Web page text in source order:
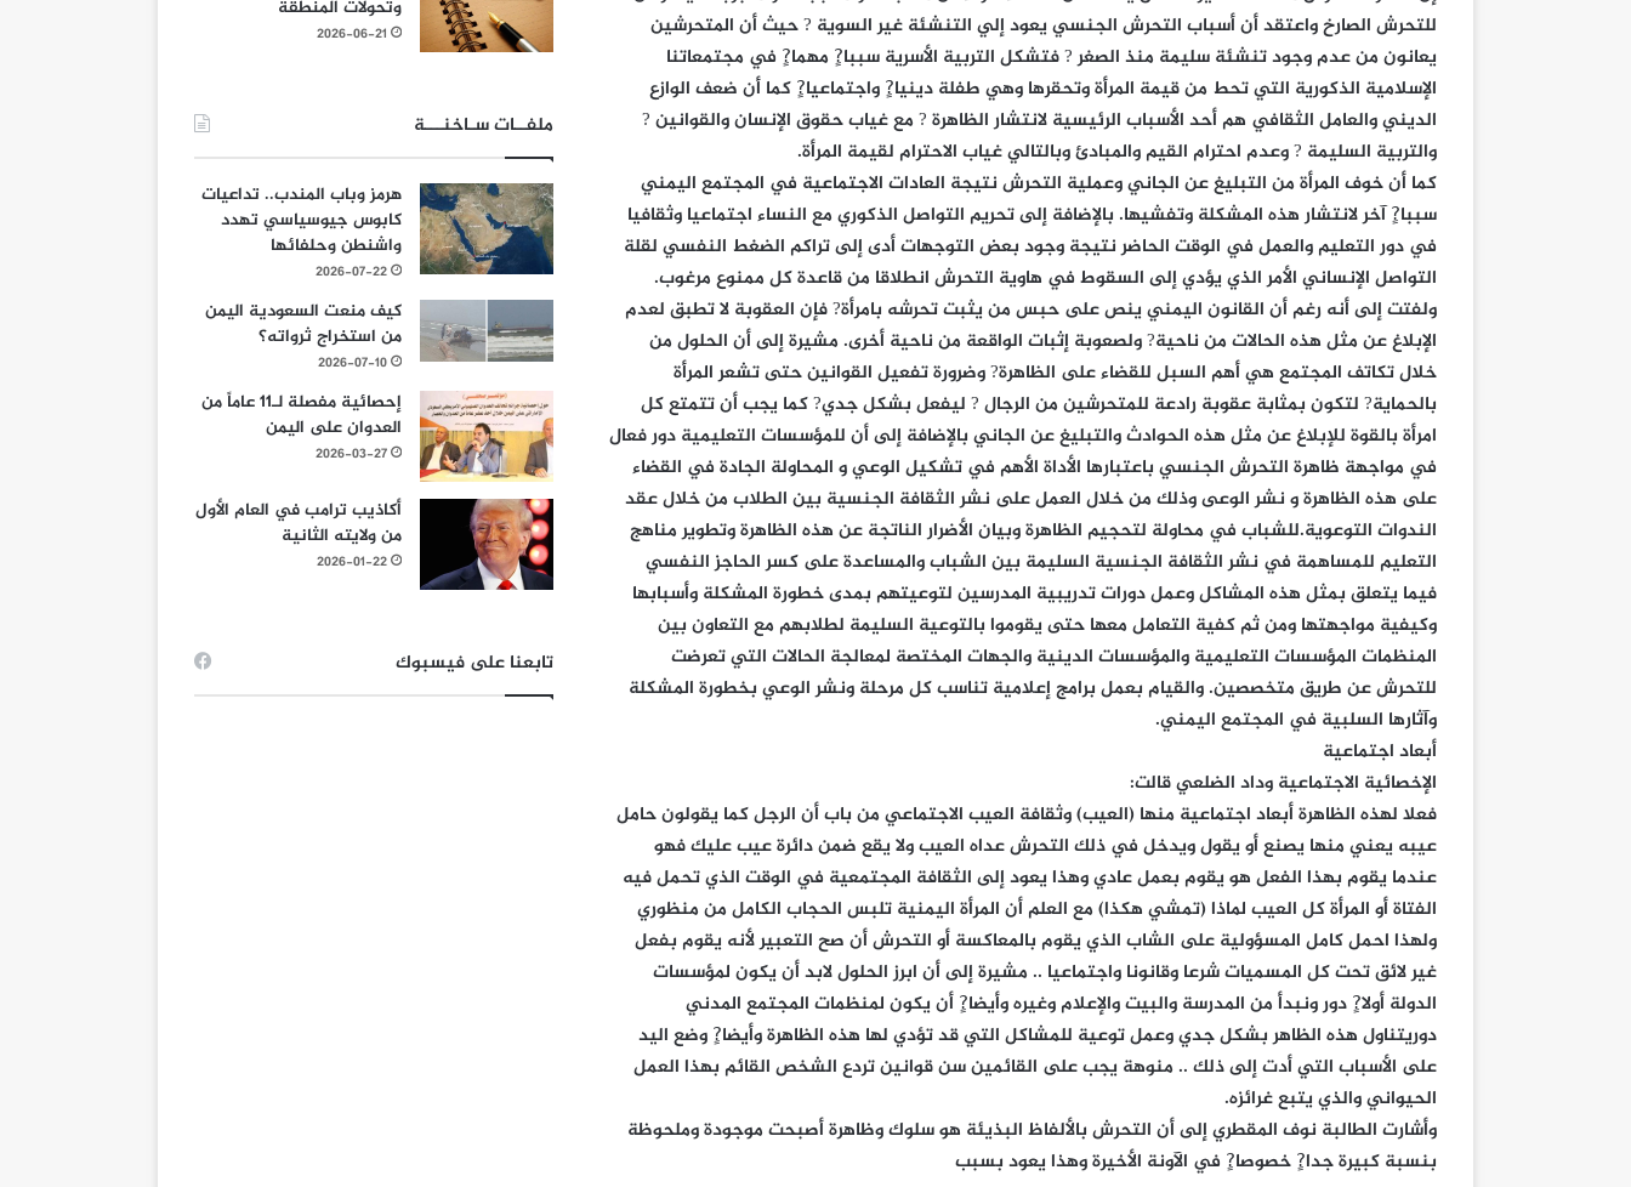
للتحرش الصارخ واعتقد أن أسباب التحرش الجنسي يعود إلي التنشئة غير السوية ? حيث أن المتحرشين
يعانون من عدم وجود تنشئة سليمة منذ الصغر ? فتشكل التربية الأسرية سببا?ٍ مهما?ٍ في مجتمعاتنا
الإسلامية الذكورية التي تحط من قيمة المرأة وتحقرها وهي طفلة دينيا?ٍ واجتماعيا?ٍ كما أن ضعف الوازع
الديني والعامل الثقافي هم أحد الأسباب الرئيسية لانتشار الظاهرة ? مع غياب حقوق الإنسان والقوانين ?
والتربية السليمة ? وعدم احترام القيم والمبادئ وبالتالي غياب الاحترام لقيمة المرأة.
كما أن خوف المرأة من التبليغ عن الجاني وعملية التحرش نتيجة العادات الاجتماعية في المجتمع اليمني
سببا?ٍ آخر لانتشار هذه المشكلة وتفشيها. بالإضافة إلى تحريم التواصل الذكوري مع النساء اجتماعيا وثقافيا
في دور التعليم والعمل في الوقت الحاضر نتيجة وجود بعض التوجهات أدى إلى تراكم الضغط النفسي لقلة
التواصل الإنساني الأمر الذي يؤدي إلى السقوط في هاوية التحرش انطلاقا من قاعدة كل ممنوع مرغوب.
ولفتت إلى أنه رغم أن القانون اليمني ينص على حبس من يثبت تحرشه بامرأة? فإن العقوبة لا تطبق لعدم
الإبلاغ عن مثل هذه الحالات من ناحية? ولصعوبة إثبات الواقعة من ناحية أخرى. مشيرة إلى أن الحلول من
خلال تكاتف المجتمع هي أهم السبل للقضاء على الظاهرة? وضرورة تفعيل القوانين حتى تشعر المرأة
بالحماية? لتكون بمثابة عقوبة رادعة للمتحرشين من الرجال ? ليفعل بشكل جدي? كما يجب أن تتمتع كل
امرأة بالقوة للإبلاغ عن مثل هذه الحوادث والتبليغ عن الجاني بالإضافة إلى أن للمؤسسات التعليمية دور فعال
في مواجهة ظاهرة التحرش الجنسي باعتبارها الأداة الأهم في تشكيل الوعي و المحاولة الجادة في القضاء
على هذه الظاهرة و نشر الوعى وذلك من خلال العمل على نشر الثقافة الجنسية بين الطلاب من خلال عقد
الندوات التوعوية.للشباب في محاولة لتحجيم الظاهرة وبيان الأضرار الناتجة عن هذه الظاهرة وتطوير مناهج
التعليم للمساهمة في نشر الثقافة الجنسية السليمة بين الشباب والمساعدة على كسر الحاجز النفسي
فيما يتعلق بمثل هذه المشاكل وعمل دورات تدريبية المدرسين لتوعيتهم بمدى خطورة المشكلة وأسبابها
وكيفية مواجهتها ومن ثم كفية التعامل معها حتى يقوموا بالتوعية السليمة لطلابهم مع التعاون بين
المنظمات المؤسسات التعليمية والمؤسسات الدينية والجهات المختصة لمعالجة الحالات التي تعرضت
للتحرش عن طريق متخصصين. والقيام بعمل برامج إعلامية تناسب كل مرحلة ونشر الوعي بخطورة المشكلة
وآثارها السلبية في المجتمع اليمني.
أبعاد اجتماعية
الإخصائية الاجتماعية وداد الضلعي قالت:
فعلا لهذه الظاهرة أبعاد اجتماعية منها (العيب) وثقافة العيب الاجتماعي من باب أن الرجل كما يقولون حامل
عيبه يعني منها يصنع أو يقول ويدخل في ذلك التحرش عداه العيب ولا يقع ضمن دائرة عيب عليك فهو
عندما يقوم بهذا الفعل هو يقوم بعمل عادي وهذا يعود إلى الثقافة المجتمعية في الوقت الذي تحمل فيه
الفتاة أو المرأة كل العيب لماذا (تمشي هكذا) مع العلم أن المرأة اليمنية تلبس الحجاب الكامل من منظوري
ولهذا احمل كامل المسؤولية على الشاب الذي يقوم بالمعاكسة أو التحرش أن صح التعبير لأنه يقوم بفعل
غير لائق تحت كل المسميات شرعا وقانونا واجتماعيا .. مشيرة إلى أن ابرز الحلول لابد أن يكون لمؤسسات
الدولة أولا?ٍ دور ونبدأ من المدرسة والبيت والإعلام وغيره وأيضا?ٍ أن يكون لمنظمات المجتمع المدني
دوريتناول هذه الظاهر بشكل جدي وعمل توعية للمشاكل التي قد تؤدي لها هذه الظاهرة وأيضا?ٍ وضع اليد
على الأسباب التي أدت إلى ذلك .. منوهة يجب على القائمين سن قوانين تردع الشخص القائم بهذا العمل
الحيواني والذي يتبع غرائزه.
وأشارت الطالبة نوف المقطري إلى أن التحرش بالألفاظ البذيئة هو سلوك وظاهرة أصبحت موجودة وملحوظة
بنسبة كبيرة جدا?ٍ خصوصا?ٍ في الآونة الأخيرة وهذا يعود بسبب
وتحولات المنطقة
2026-06-21
ملفــات سـاخنـــة
هرمز وباب المندب.. تداعيات
كابوس جيوسياسي تهدد
واشنطن وحلفائها
2026-07-22
كيف منعت السعودية اليمن
من استخراج ثرواته؟
2026-07-10
إحصائية مفصلة لـ11 عاماً من
العدوان على اليمن
2026-03-27
أكاذيب ترامب في العام الأول
من ولايته الثانية
2026-01-22
تابعنا على فيسبوك